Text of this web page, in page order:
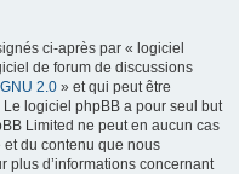
ci-après par « logiciel
de forum de discussions
2.0 » et qui peut être
logiciel phpBB a pour seul but
Limited ne peut en aucun cas
du contenu que nous
plus d’informations concernant